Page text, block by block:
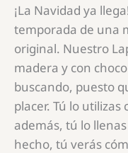
¡La Navidad ya
temporada de una
original. Nuestro
madera y con
buscando, puesto
placer. Tú lo
además, tú lo
hecho, tú verás